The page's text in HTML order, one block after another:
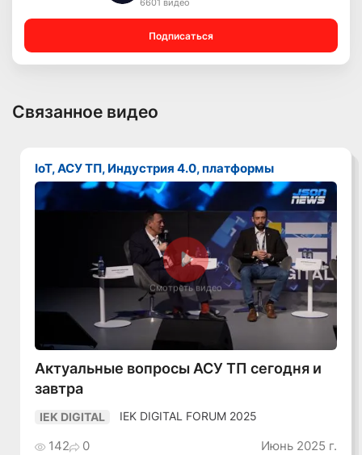
6601 видео
Подписаться
Связанное видео
IoT, АСУ ТП, Индустрия 4.0, платформы
Смотреть видео
Актуальные вопросы АСУ ТП сегодня и
завтра
IEK DIGITAL IEK DIGITAL FORUM 2025
142 0 Июнь 2025 г.